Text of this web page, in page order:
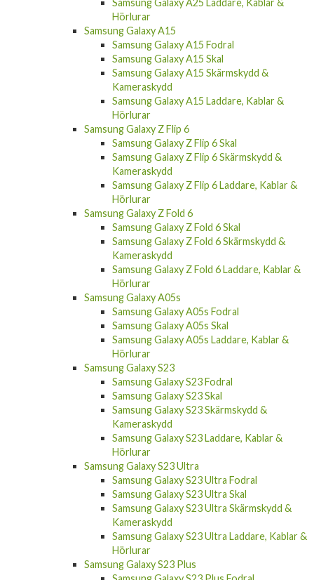
Samsung Galaxy A25 Fodral
Samsung Galaxy A25 Skal
Samsung Galaxy A25 Skärmskydd &
Kameraskydd
Samsung Galaxy A25 Laddare, Kablar &
Hörlurar
Samsung Galaxy A15
Samsung Galaxy A15 Fodral
Samsung Galaxy A15 Skal
Samsung Galaxy A15 Skärmskydd &
Kameraskydd
Samsung Galaxy A15 Laddare, Kablar &
Hörlurar
Samsung Galaxy Z Flip 6
Samsung Galaxy Z Flip 6 Skal
Samsung Galaxy Z Flip 6 Skärmskydd &
Kameraskydd
Samsung Galaxy Z Flip 6 Laddare, Kablar &
Hörlurar
Samsung Galaxy Z Fold 6
Samsung Galaxy Z Fold 6 Skal
Samsung Galaxy Z Fold 6 Skärmskydd &
Kameraskydd
Samsung Galaxy Z Fold 6 Laddare, Kablar &
Hörlurar
Samsung Galaxy A05s
Samsung Galaxy A05s Fodral
Samsung Galaxy A05s Skal
Samsung Galaxy A05s Laddare, Kablar &
Hörlurar
Samsung Galaxy S23
Samsung Galaxy S23 Fodral
Samsung Galaxy S23 Skal
Samsung Galaxy S23 Skärmskydd &
Kameraskydd
Samsung Galaxy S23 Laddare, Kablar &
Hörlurar
Samsung Galaxy S23 Ultra
Samsung Galaxy S23 Ultra Fodral
Samsung Galaxy S23 Ultra Skal
Samsung Galaxy S23 Ultra Skärmskydd &